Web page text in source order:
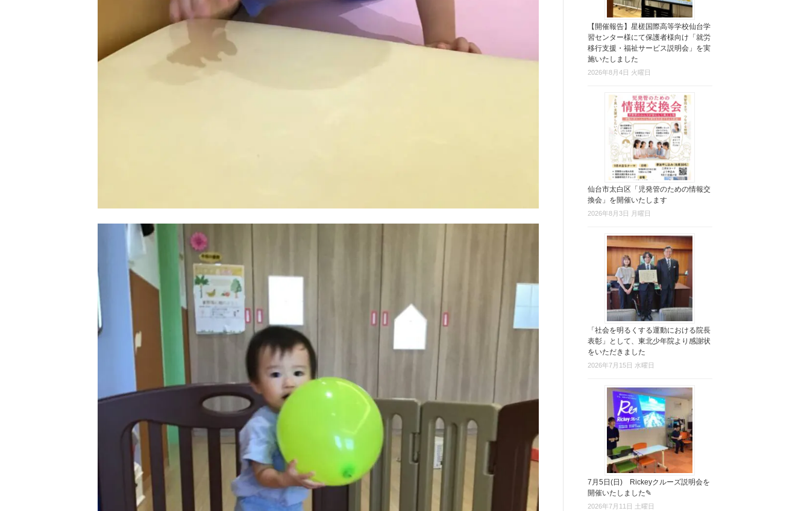
【開催報告】星槎国際高等学校仙台学
習センター様にて保護者様向け「就労
移行支援・福祉サービス説明会」を実
施いたしました
2026年8月4日 火曜日
仙台市太白区「児発管のための情報交
換会」を開催いたします
2026年8月3日 月曜日
「社会を明るくする運動における院長
表彰」として、東北少年院より感謝状
をいただきました
2026年7月15日 水曜日
7月5日(日) Rickeyクルーズ説明会を
開催いたしました✎
2026年7月11日 土曜日